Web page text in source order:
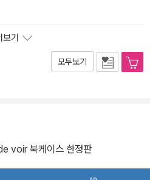
보기
모두보기
voir 북케이스 한정판